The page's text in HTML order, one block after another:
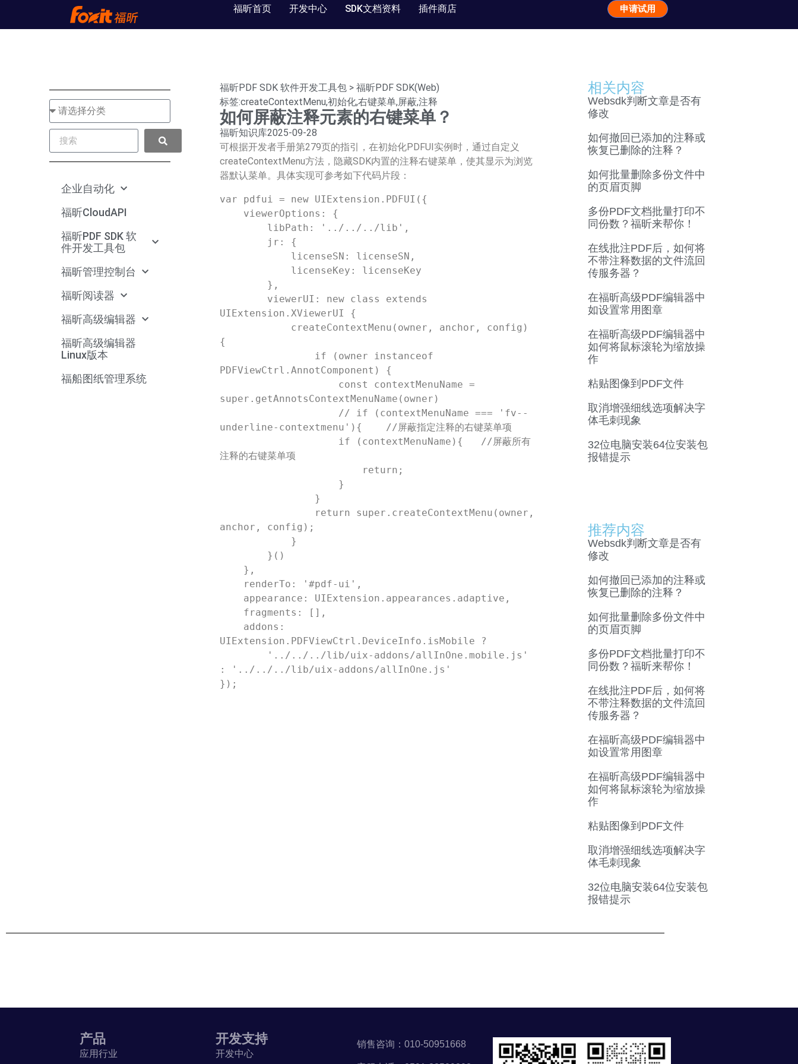
福昕首页 开发中心 SDK文档资料 插件商店 申请试用
企业自动化
福昕CloudAPI
福昕PDF SDK 软
件开发工具包
福昕管理控制台
福昕阅读器
福昕高级编辑器
福昕高级编辑器
Linux版本
福船图纸管理系统
福昕PDF SDK 软件开发工具包> 福昕PDF SDK(Web)
标签:createContextMenu,初始化,右键菜单,屏蔽,注释
如何屏蔽注释元素的右键菜单？
福昕知识库2025-09-28
可根据开发者手册第279页的指引，在初始化PDFUI实例时，通过自定义
createContextMenu方法，隐藏SDK内置的注释右键菜单，使其显示为浏览
器默认菜单。具体实现可参考如下代码片段：
var pdfui = new UIExtension.PDFUI({
UIExtension.XViewerUI {
{
PDFViewCtrl.AnnotComponent) {
super.getAnnotsContextMenuName(owner)
underline-contextmenu'){    //屏蔽指定注释的右键菜单项
注释的右键菜单项
anchor, config);
UIExtension.PDFViewCtrl.DeviceInfo.isMobile ?
: '../../../lib/uix-addons/allInOne.js'
});
相关内容
Websdk判断文章是否有
修改
如何撤回已添加的注释或
恢复已删除的注释？
如何批量删除多份文件中
的页眉页脚
多份PDF文档批量打印不
同份数？福昕来帮你！
在线批注PDF后，如何将
不带注释数据的文件流回
传服务器？
在福昕高级PDF编辑器中
如设置常用图章
在福昕高级PDF编辑器中
如何将鼠标滚轮为缩放操
作
粘贴图像到PDF文件
取消增强细线选项解决字
体毛刺现象
32位电脑安装64位安装包
报错提示
推荐内容
Websdk判断文章是否有
修改
如何撤回已添加的注释或
恢复已删除的注释？
如何批量删除多份文件中
的页眉页脚
多份PDF文档批量打印不
同份数？福昕来帮你！
在线批注PDF后，如何将
不带注释数据的文件流回
传服务器？
在福昕高级PDF编辑器中
如设置常用图章
在福昕高级PDF编辑器中
如何将鼠标滚轮为缩放操
作
粘贴图像到PDF文件
取消增强细线选项解决字
体毛刺现象
32位电脑安装64位安装包
报错提示
产品
应用行业
开发支持
开发中心
销售咨询：010-50951668